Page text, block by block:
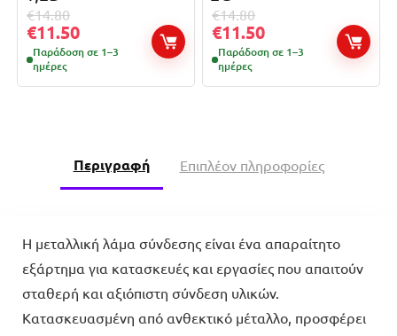
€14.80
€11.50
Παράδοση σε 1–3
ημέρες
€14.80
€11.50
Παράδοση σε 1–3
ημέρες
Περιγραφή Επιπλέον πληροφορίες
Η μεταλλική λάμα σύνδεσης είναι ένα απαραίτητο
εξάρτημα για κατασκευές και εργασίες που απαιτούν
σταθερή και αξιόπιστη σύνδεση υλικών.
Κατασκευασμένη από ανθεκτικό μέταλλο, προσφέρει